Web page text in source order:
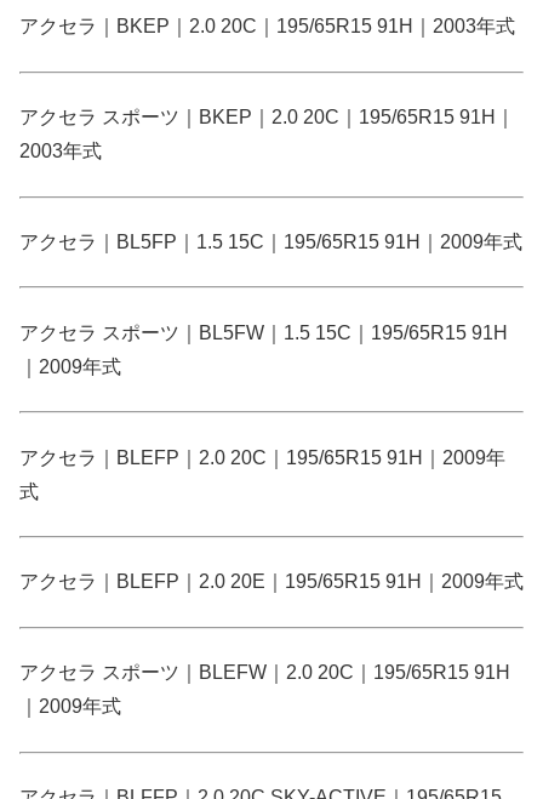
アクセラ｜BKEP｜2.0 20C｜195/65R15 91H｜2003年式
アクセラ スポーツ｜BKEP｜2.0 20C｜195/65R15 91H｜
2003年式
アクセラ｜BL5FP｜1.5 15C｜195/65R15 91H｜2009年式
アクセラ スポーツ｜BL5FW｜1.5 15C｜195/65R15 91H
｜2009年式
アクセラ｜BLEFP｜2.0 20C｜195/65R15 91H｜2009年
式
アクセラ｜BLEFP｜2.0 20E｜195/65R15 91H｜2009年式
アクセラ スポーツ｜BLEFW｜2.0 20C｜195/65R15 91H
｜2009年式